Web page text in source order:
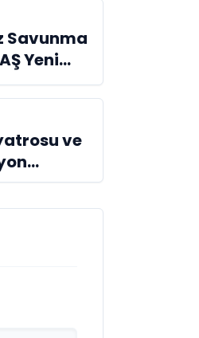
Savunma
Yeni
Kurulunu
ve
Küresel
ve
Usta
Kolukısa